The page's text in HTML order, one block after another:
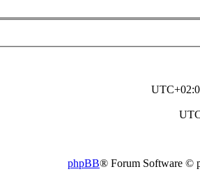
phpBB® Forum Software ©